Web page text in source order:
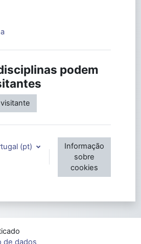
podem
‎(pt)‎
Informação
sobre
cookies
de dados